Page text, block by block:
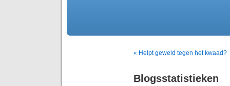
« Helpt geweld tegen het kwaad?
Blogsstatistieken